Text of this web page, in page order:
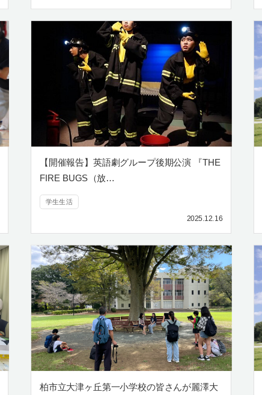
【開催報告】英語劇グループ後期公演 『THE
FIRE BUGS（放…
学生生活
2025.12.16
柏市立大津ヶ丘第一小学校の皆さんが麗澤大